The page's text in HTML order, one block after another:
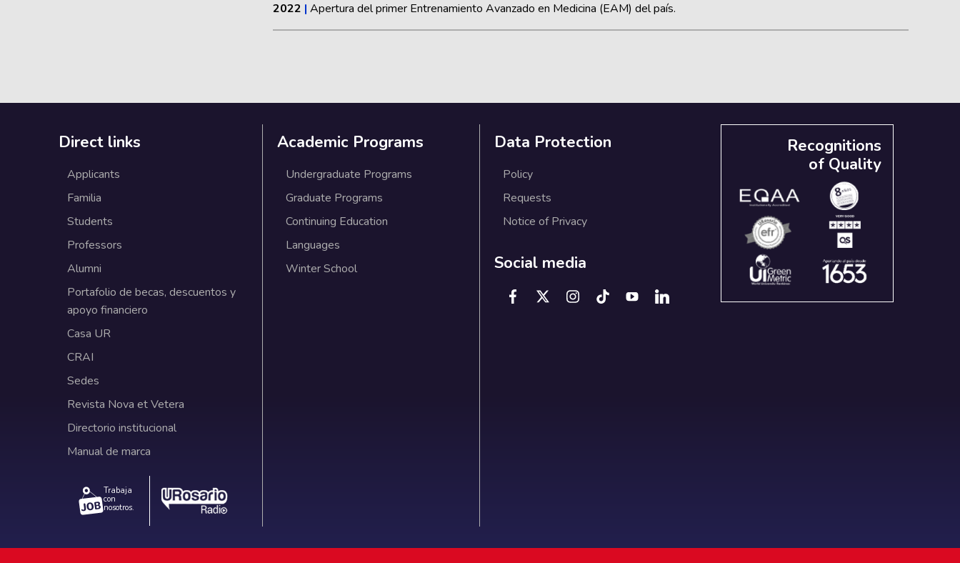
2022 | Apertura del primer Entrenamiento Avanzado en Medicina (EAM) del país.
Direct links
Applicants
Familia
Students
Professors
Alumni
Portafolio de becas, descuentos y
apoyo financiero
Casa UR
CRAI
Sedes
Revista Nova et Vetera
Directorio institucional
Manual de marca
Trabaja
con
nosotros.
Academic Programs
Undergraduate Programs
Graduate Programs
Continuing Education
Languages
Winter School
Data Protection
Policy
Requests
Notice of Privacy
Social media
Recognitions
of Quality